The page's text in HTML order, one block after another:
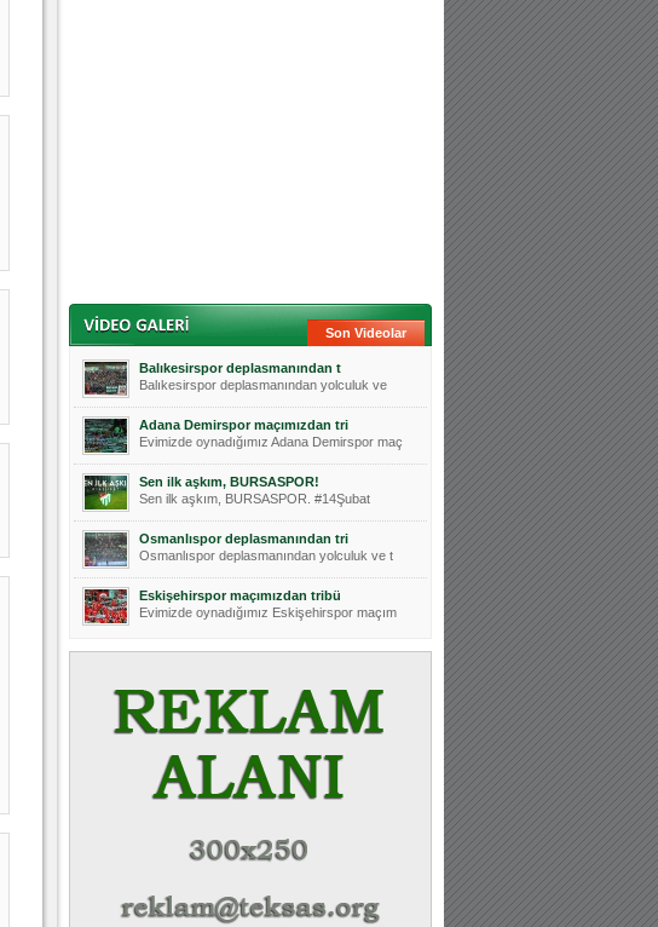
Son Videolar
Balıkesirspor deplasmanından t
Balıkesirspor deplasmanından yolculuk ve
Adana Demirspor maçımızdan tri
Evimizde oynadığımız Adana Demirspor maç
Sen ilk aşkım, BURSASPOR!
Sen ilk aşkım, BURSASPOR. #14Şubat
Osmanlıspor deplasmanından tri
Osmanlıspor deplasmanından yolculuk ve t
Eskişehirspor maçımızdan tribü
Evimizde oynadığımız Eskişehirspor maçım